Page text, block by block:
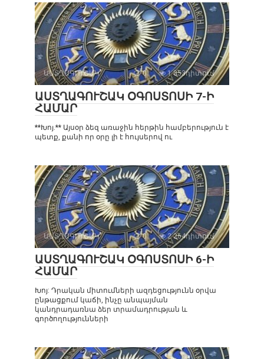
ԱՍՏՂԱԳՈՒՇԱԿ 0 1 853դիտում
ԱՍՏՂԱԳՈՒՇԱԿ ՕԳՈՍՏՈՍԻ 7-Ի
ՀԱՄԱՐ
**Խոյ.** Այսօր ձեզ առաջին հերթին համբերություն է
պետք, քանի որ օրը լի է հույսերով ու
ԱՍՏՂԱԳՈՒՇԱԿ 0 2 264դիտում
ԱՍՏՂԱԳՈՒՇԱԿ ՕԳՈՍՏՈՍԻ 6-Ի
ՀԱՄԱՐ
Խոյ: Դրական միտումների ազդեցությունն օրվա
ընթացքում կաճի, ինչը անպայման
կանդրադառնա ձեր տրամադրության և
գործողությունների